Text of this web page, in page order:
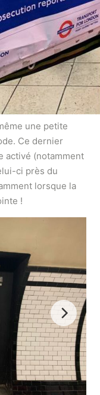
une petite
Ce dernier
activé (notamment
ci près du
lorsque la
!